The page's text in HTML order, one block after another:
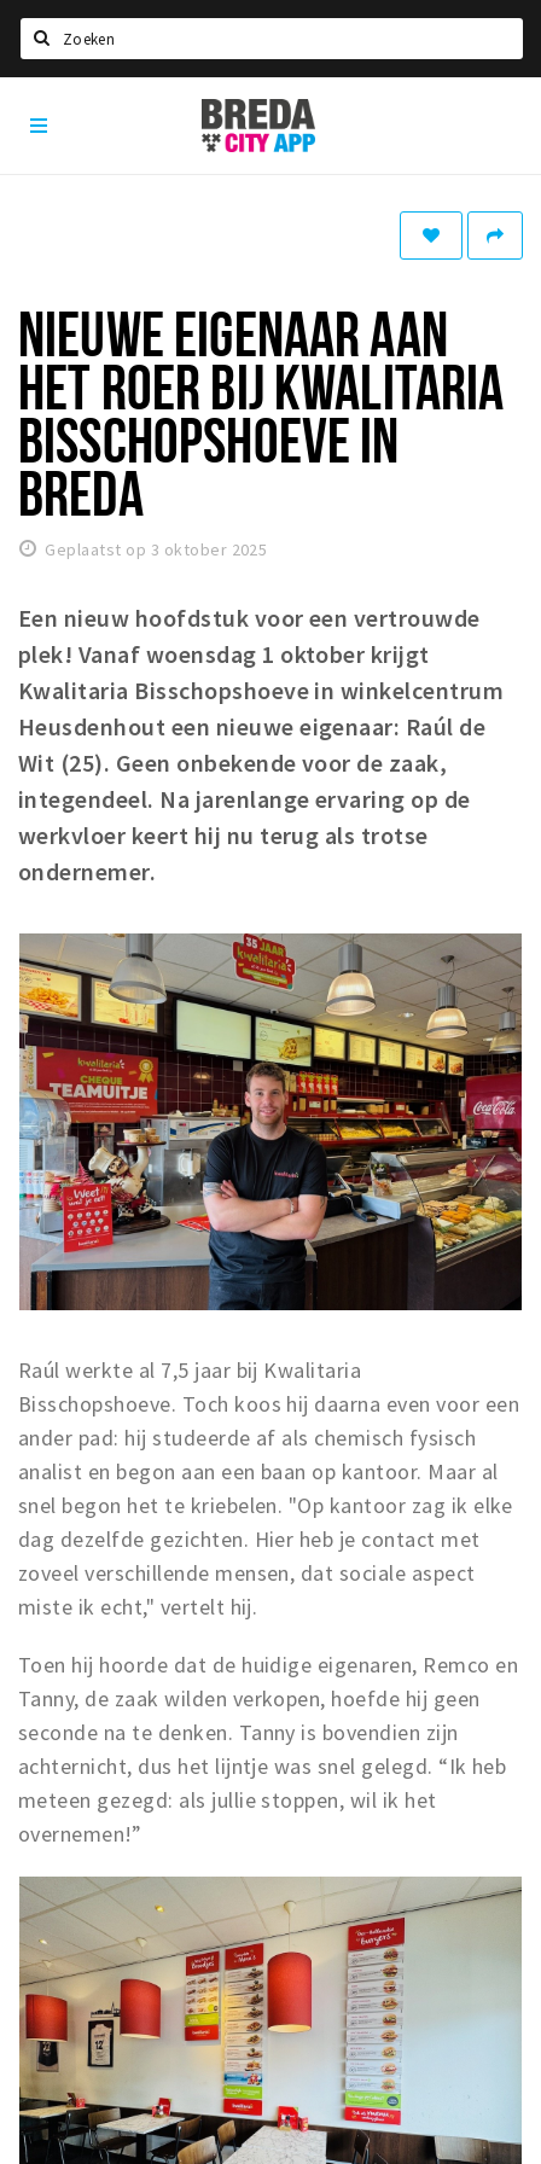
Home
Eten
Drinken
Slapen
Recreatief
Winkels
Parkeren
Musea, theaters & podia
Uitjes & activiteiten
Toeristische routes
Natuurgebieden
Baroniepoorten
Privacy
Inloggen
Breda
City
App
NIEUWE EIGENAAR AAN
HET ROER BIJ KWALITARIA
BISSCHOPSHOEVE IN
BREDA
Geplaatst op 3 oktober 2025
Een nieuw hoofdstuk voor een vertrouwde
plek! Vanaf woensdag 1 oktober krijgt
Kwalitaria Bisschopshoeve in winkelcentrum
Heusdenhout een nieuwe eigenaar: Raúl de
Wit (25). Geen onbekende voor de zaak,
integendeel. Na jarenlange ervaring op de
werkvloer keert hij nu terug als trotse
ondernemer.
Raúl werkte al 7,5 jaar bij Kwalitaria
Bisschopshoeve. Toch koos hij daarna even voor een
ander pad: hij studeerde af als chemisch fysisch
analist en begon aan een baan op kantoor. Maar al
snel begon het te kriebelen. "Op kantoor zag ik elke
dag dezelfde gezichten. Hier heb je contact met
zoveel verschillende mensen, dat sociale aspect
miste ik echt," vertelt hij.
Toen hij hoorde dat de huidige eigenaren, Remco en
Tanny, de zaak wilden verkopen, hoefde hij geen
seconde na te denken. Tanny is bovendien zijn
achternicht, dus het lijntje was snel gelegd. “Ik heb
meteen gezegd: als jullie stoppen, wil ik het
overnemen!”